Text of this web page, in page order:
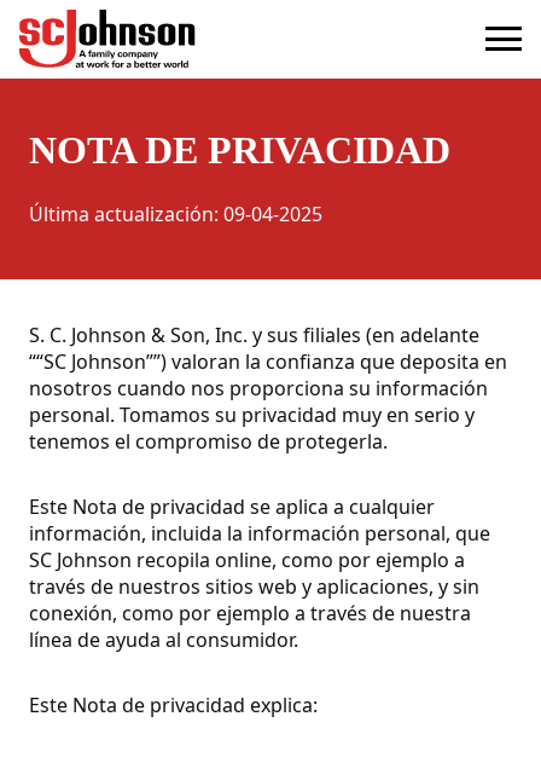
(Opens in a new tab)
NOTA DE PRIVACIDAD
Última actualización: 09-04-2025
S. C. Johnson & Son, Inc. y sus filiales (en adelante
““SC Johnson””) valoran la confianza que deposita en
nosotros cuando nos proporciona su información
personal. Tomamos su privacidad muy en serio y
tenemos el compromiso de protegerla.
Este Nota de privacidad se aplica a cualquier
información, incluida la información personal, que
SC Johnson recopila online, como por ejemplo a
través de nuestros sitios web y aplicaciones, y sin
conexión, como por ejemplo a través de nuestra
línea de ayuda al consumidor.
Este Nota de privacidad explica: